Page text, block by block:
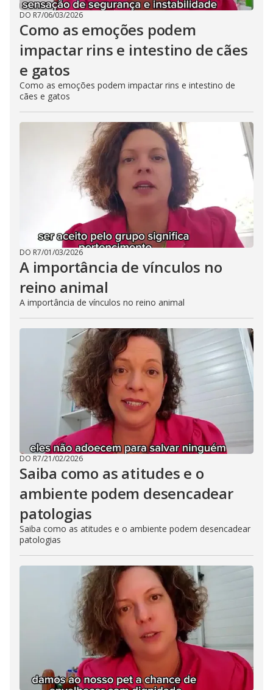
DO R7/06/03/2026
Como as emoções podem
impactar rins e intestino de cães
e gatos
Como as emoções podem impactar rins e intestino de
cães e gatos
DO R7/01/03/2026
A importância de vínculos no
reino animal
A importância de vínculos no reino animal
DO R7/21/02/2026
Saiba como as atitudes e o
ambiente podem desencadear
patologias
Saiba como as atitudes e o ambiente podem desencadear
patologias